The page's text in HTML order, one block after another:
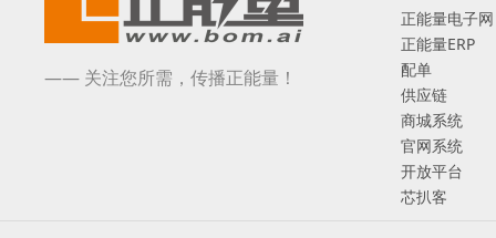
—— 关注您所需，传播正能量！
正能量电子网
正能量ERP
配单
供应链
商城系统
官网系统
开放平台
芯扒客